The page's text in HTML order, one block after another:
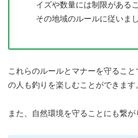
イズや数量には制限がある
その地域のルールに従いまし
これらのルールとマナーを守るこ
の人も釣りを楽しむことができます
また、自然環境を守ることにも繋が